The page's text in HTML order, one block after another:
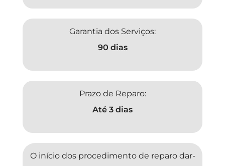
Garantia dos Serviços:
90 dias
Prazo de Reparo:
Até 3 dias
O início dos procedimento de reparo dar-